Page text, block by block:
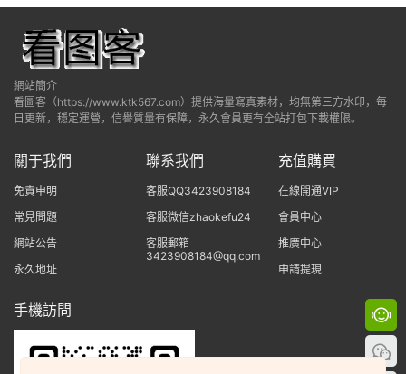
網站簡介
看圖客（https://www.ktk567.com）提供海量寫真素材，均無第三方水印，每
日更新，穩定運營，信譽質量有保障，永久會員更有全站打包下載權限。
關于我們
免責申明
常見問題
網站公告
永久地址
聯系我們
客服QQ3423908184
客服微信zhaokefu24
客服郵箱
3423908184@qq.com
充值購買
在線開通VIP
會員中心
推廣中心
申請提現
手機訪問